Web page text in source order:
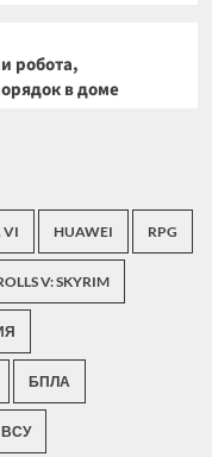
робота,
в доме
VI HUAWEI RPG
V: SKYRIM
БПЛА
ВСУ